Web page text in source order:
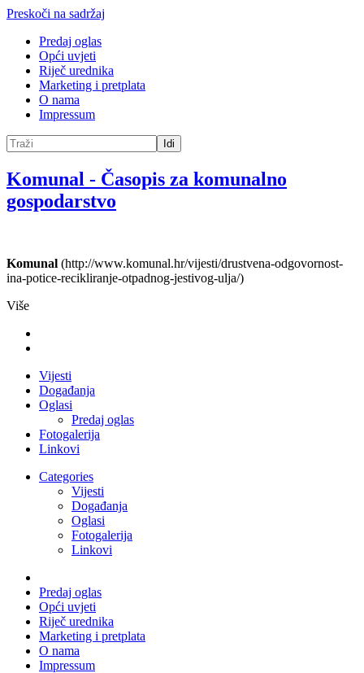
Preskoči na sadržaj
Predaj oglas
Opći uvjeti
Riječ urednika
Marketing i pretplata
O nama
Impressum
Idi
Komunal - Časopis za komunalno
gospodarstvo
Komunal (http://www.komunal.hr/vijesti/drustvena-odgovornost-
ina-potice-recikliranje-otpadnog-jestivog-ulja/)
Više
Vijesti
Događanja
Oglasi
Predaj oglas
Fotogalerija
Linkovi
Categories
Vijesti
Događanja
Oglasi
Fotogalerija
Linkovi
Predaj oglas
Opći uvjeti
Riječ urednika
Marketing i pretplata
O nama
Impressum